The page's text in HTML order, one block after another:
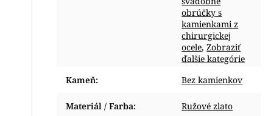
obrúčky s
kamienkami z
chirurgickej
ocele,Zobraziť
ďalšie kategórie
Kameň: Bez kamienkov
Materiál / Farba: Ružové zlato